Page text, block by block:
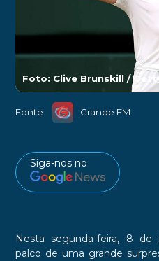
Foto: Clive Brunskill /
Fonte: Grande FM
Siga-nos no
Nesta segunda-feira, 8
palco de uma grande